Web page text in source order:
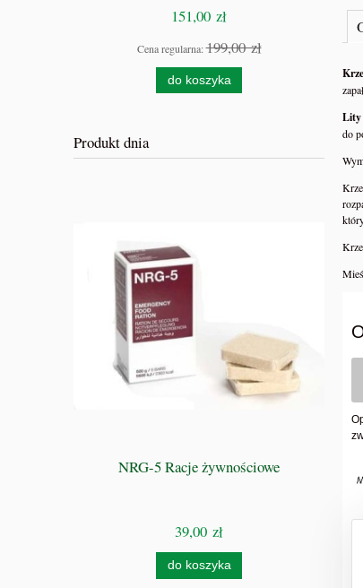
151,00 zł
Cena regularna:199,00 zł
do koszyka
Produkt dnia
NRG-5 Racje żywnościowe
39,00 zł
do koszyka
Lity
do